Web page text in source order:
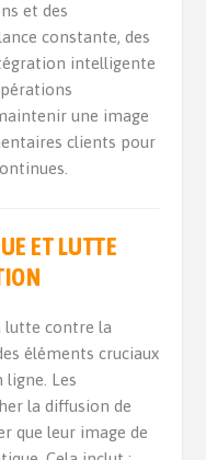
et des
constante, des
intelligente
une image
clients pour
ET LUTTE
lutte contre la
éléments cruciaux
Les
la diffusion de
que leur image de